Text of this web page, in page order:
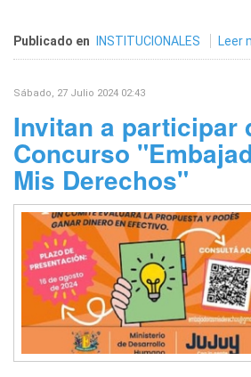
Publicado en INSTITUCIONALES Leer
Sábado, 27 Julio 2024 02:43
Invitan a participar
Concurso
Mis Derechos"